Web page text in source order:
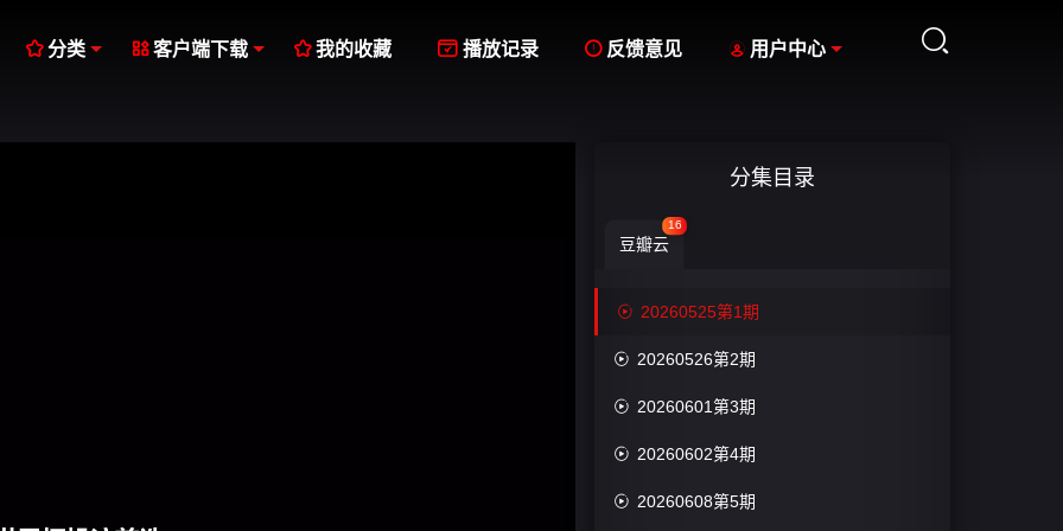

分类 客户端下载 我的收藏  播放记录  反馈意见  用户中心
分集目录
豆瓣云
16
 20260525第1期
 20260526第2期
 20260601第3期
 20260602第4期
 20260608第5期